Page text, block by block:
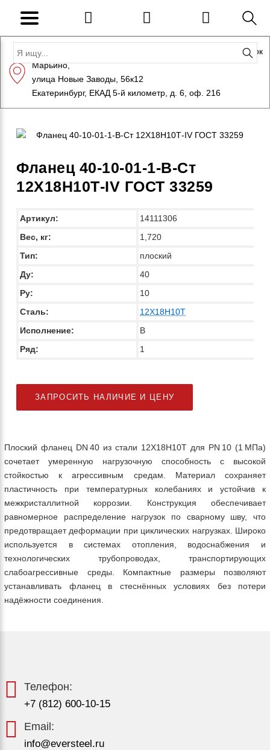
+7 (812) 600-10-15
info@eversteel.ru
Адрес: Санкт-Петербург, Петергоф, Индустриальный парк
Марьино,
улица Новые Заводы, 56к12
Екатеринбург, ЕКАД 5-й километр, д. 6, оф. 216
ЗАКАЗАТЬ ЗВОНОК
Фланец 40-10-01-1-B-Ст
12Х18Н10Т-IV ГОСТ 33259
Артикул:
14111306
Вес, кг:
1,720
Тип:
плоский
Ду:
40
Ру:
10
Сталь:
12Х18Н10Т
Исполнение:
B
Ряд:
1
ЗАПРОСИТЬ НАЛИЧИЕ И ЦЕНУ
Плоский фланец DN 40 из стали 12Х18Н10Т для PN 10 (1 МПа)
сочетает умеренную нагрузочную способность с высокой
стойкостью к агрессивным средам. Материал сохраняет
пластичность при температурных колебаниях и устойчив к
межкристаллитной коррозии. Конструкция обеспечивает
равномерное распределение нагрузок по сварному шву, что
предотвращает деформации при циклических нагрузках. Широко
используется в системах отопления, водоснабжения и
технологических трубопроводах, транспортирующих
слабоагрессивные среды. Компактные размеры позволяют
устанавливать фланец в стеснённых условиях без потери
надёжности соединения.
Телефон:
+7 (812) 600-10-15
Email:
info@eversteel.ru